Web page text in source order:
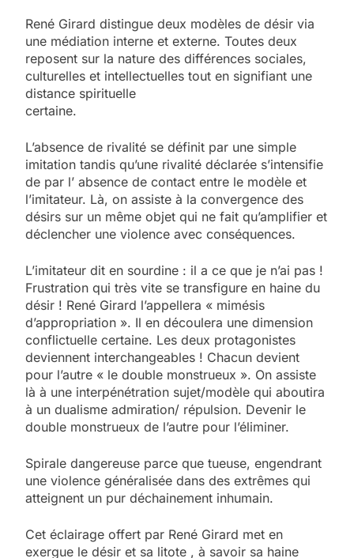
René Girard distingue deux modèles de désir via
une médiation interne et externe. Toutes deux
reposent sur la nature des différences sociales,
culturelles et intellectuelles tout en signifiant une
distance spirituelle
certaine.
L’absence de rivalité se définit par une simple
imitation tandis qu’une rivalité déclarée s’intensifie
de par l’ absence de contact entre le modèle et
l’imitateur. Là, on assiste à la convergence des
désirs sur un même objet qui ne fait qu’amplifier et
déclencher une violence avec conséquences.
L’imitateur dit en sourdine : il a ce que je n’ai pas !
Frustration qui très vite se transfigure en haine du
désir ! René Girard l’appellera « mimésis
d’appropriation ». Il en découlera une dimension
conflictuelle certaine. Les deux protagonistes
deviennent interchangeables ! Chacun devient
pour l’autre « le double monstrueux ». On assiste
là à une interpénétration sujet/modèle qui aboutira
à un dualisme admiration/ répulsion. Devenir le
double monstrueux de l’autre pour l’éliminer.
Spirale dangereuse parce que tueuse, engendrant
une violence généralisée dans des extrêmes qui
atteignent un pur déchainement inhumain.
Cet éclairage offert par René Girard met en
exergue le désir et sa litote , à savoir sa haine